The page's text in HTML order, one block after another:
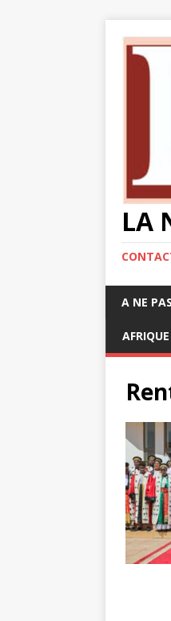
LA
A NE
AFRIQUE